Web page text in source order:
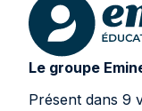
Le groupe
Présent dans 9